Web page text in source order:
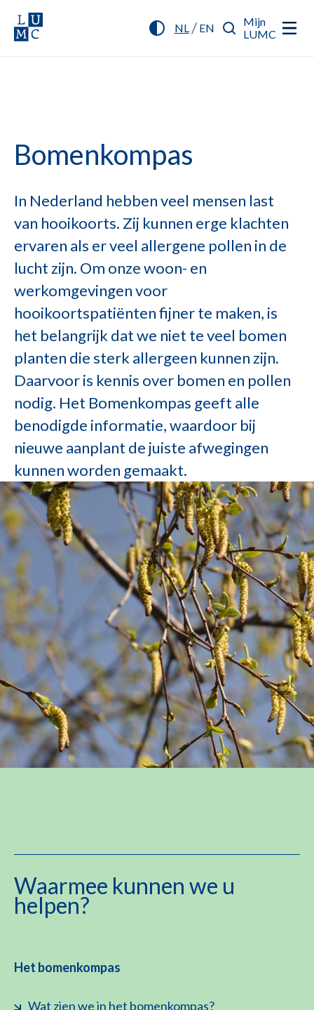
NL/ EN
Mijn
LUMC
Bomenkompas
In Nederland hebben veel mensen last
van hooikoorts. Zij kunnen erge klachten
ervaren als er veel allergene pollen in de
lucht zijn. Om onze woon- en
werkomgevingen voor
hooikoortspatiënten fijner te maken, is
het belangrijk dat we niet te veel bomen
planten die sterk allergeen kunnen zijn.
Daarvoor is kennis over bomen en pollen
nodig. Het Bomenkompas geeft alle
benodigde informatie, waardoor bij
nieuwe aanplant de juiste afwegingen
kunnen worden gemaakt.
Waarmee kunnen we u
helpen?
Het bomenkompas
Wat zien we in het bomenkompas?